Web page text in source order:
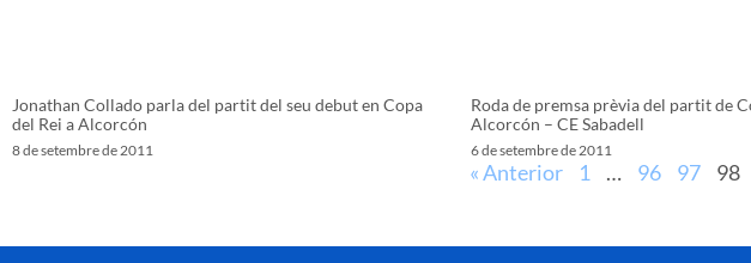
Jonathan Collado parla del partit del seu debut en Copa
del Rei a Alcorcón
8 de setembre de 2011
Roda de premsa prèvia del partit de
Alcorcón – CE Sabadell
6 de setembre de 2011
« Anterior 1 … 96 97 98